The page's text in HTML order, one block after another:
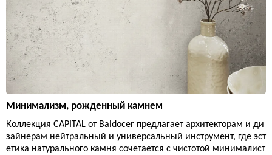
Минимализм, рожденный камнем
Коллекция CAPITAL от Baldocer предлагает архитекторам и ди
зайнерам нейтральный и универсальный инструмент, где эст
етика натурального камня сочетается с чистотой минималист